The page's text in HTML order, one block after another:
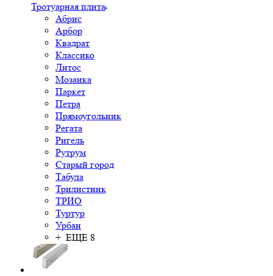
Тротуарная плита
Абрис
Арбор
Квадрат
Классико
Литос
Мозаика
Паркет
Петра
Прямоугольник
Регата
Ригель
Рутрум
Старый город
Табула
Трилистник
ТРИО
Туртур
Урбан
+ ЕЩЕ 8